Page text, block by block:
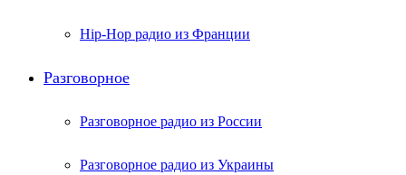
Hip-Hop радио из Франции
Разговорное
Разговорное радио из России
Разговорное радио из Украины